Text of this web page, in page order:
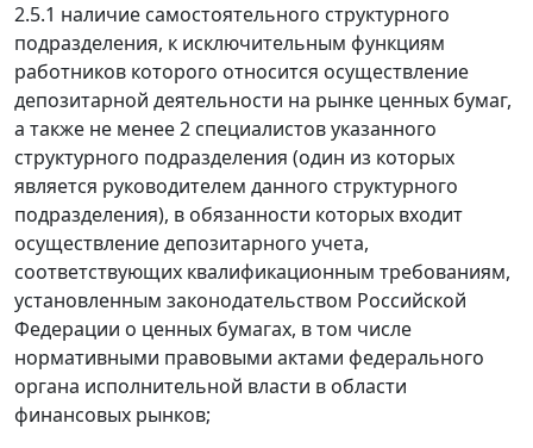
2.5.1 наличие самостоятельного структурного
подразделения, к исключительным функциям
работников которого относится осуществление
депозитарной деятельности на рынке ценных бумаг,
а также не менее 2 специалистов указанного
структурного подразделения (один из которых
является руководителем данного структурного
подразделения), в обязанности которых входит
осуществление депозитарного учета,
соответствующих квалификационным требованиям,
установленным законодательством Российской
Федерации о ценных бумагах, в том числе
нормативными правовыми актами федерального
органа исполнительной власти в области
финансовых рынков;